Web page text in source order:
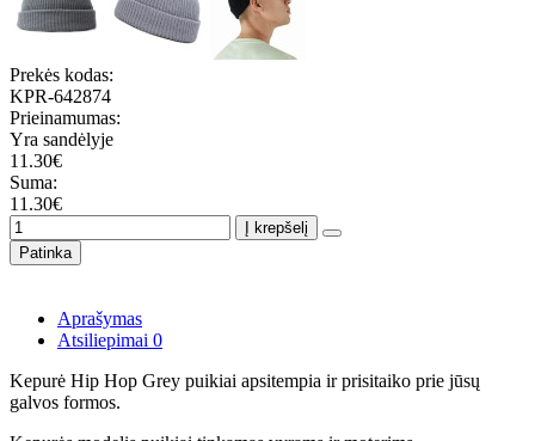
Prekės kodas:
KPR-642874
Prieinamumas:
Yra sandėlyje
11.30€
Suma:
11.30€
Į krepšelį
Patinka
Aprašymas
Atsiliepimai 0
Kepurė Hip Hop Grey puikiai apsitempia ir prisitaiko prie jūsų
galvos formos.